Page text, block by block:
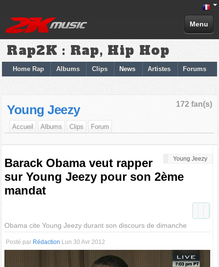
Menu
Rap2K : Rap, Hip Hop
Home Rap Albums Clips News Artistes Forums
172 fan(s)
Young Jeezy
Accueil Albums Clips Forum
Young Jeezy
Barack Obama veut rapper
sur Young Jeezy pour son 2ème
mandat
Obama cite Young Jeezy durant son discours de dimanche
Posté par Rédaction Lun 30 Avr 2012